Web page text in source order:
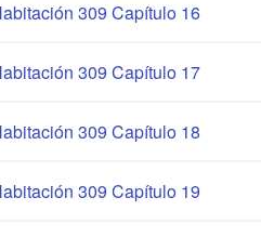
309 Capítulo 16
309 Capítulo 17
309 Capítulo 18
309 Capítulo 19